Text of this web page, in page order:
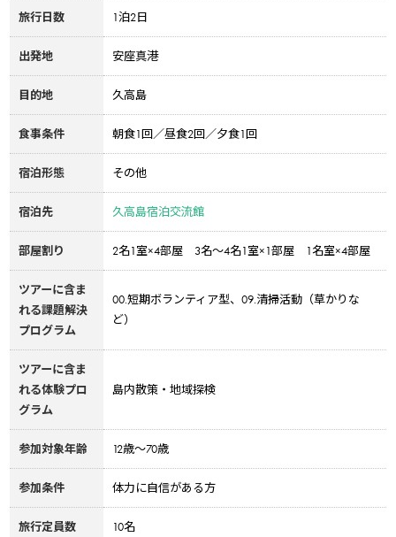
旅行日数 1泊2日
出発地 安座真港
目的地 久高島
食事条件 朝食1回／昼食2回／夕食1回
宿泊形態 その他
宿泊先 久高島宿泊交流館
部屋割り 2名1室×4部屋 3名～4名1室×1部屋 1名室×4部屋
ツアーに含ま
れる課題解決
プログラム
00.短期ボランティア型、09.清掃活動（草かりな
ど）
ツアーに含ま
れる体験プロ
グラム
島内散策・地域探検
参加対象年齢 12歳〜70歳
参加条件 体力に自信がある方
旅行定員数 10名